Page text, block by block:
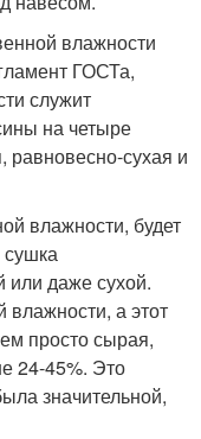
влажности
ГОСТа,
служит
на четыре
равновесно-сухая и
влажности, будет
или даже сухой.
влажности, а этот
просто сырая,
24-45%. Это
значительной,